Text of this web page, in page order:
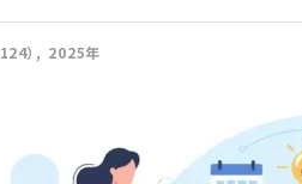
） 2025年